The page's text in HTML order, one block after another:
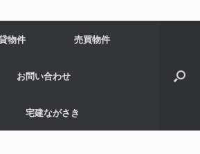
物件 売買物件
お問い合わせ
宅建ながさき